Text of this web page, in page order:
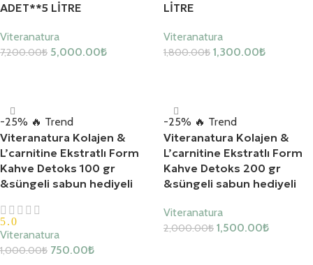
ADET**5 LİTRE
Viteranatura
7,200.00₺ 5,000.00₺
LİTRE
Viteranatura
1,800.00₺ 1,300.00₺
-25% 🔥 Trend
Viteranatura Kolajen &
L’carnitine Ekstratlı Form
Kahve Detoks 100 gr
&süngeli sabun hediyeli
5.0
Viteranatura
1,000.00₺ 750.00₺
-25% 🔥 Trend
Viteranatura Kolajen &
L’carnitine Ekstratlı Form
Kahve Detoks 200 gr
&süngeli sabun hediyeli
Viteranatura
2,000.00₺ 1,500.00₺